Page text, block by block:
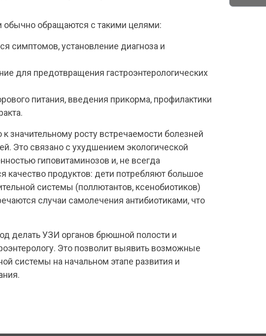
обычно обращаются с такими целями:
симптомов, установление диагноза и
для предотвращения гастроэнтерологических
питания, введения прикорма, профилактики
росту встречаемости болезней
Это связано с ухудшением экологической
гиповитаминозов и, не всегда
качество продуктов: дети потребляют большое
системы (поллютантов, ксенобиотиков)
случаи самолечения антибиотиками, что
делать УЗИ органов брюшной полости и
Это позволит выявить возможные
системы на начальном этапе развития и